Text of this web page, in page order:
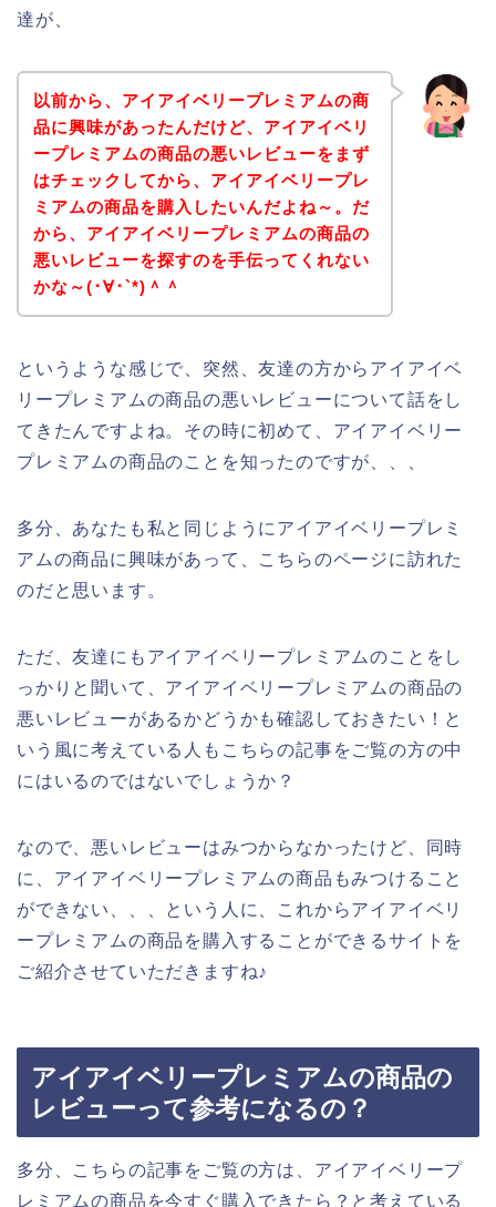
達が、
以前から、アイアイベリープレミアムの商
品に興味があったんだけど、アイアイベリ
ープレミアムの商品の悪いレビューをまず
はチェックしてから、アイアイベリープレ
ミアムの商品を購入したいんだよね～。だ
から、アイアイベリープレミアムの商品の
悪いレビューを探すのを手伝ってくれない
かな～(･∀･`*)＾＾
というような感じで、突然、友達の方からアイアイベ
リープレミアムの商品の悪いレビューについて話をし
てきたんですよね。その時に初めて、アイアイベリー
プレミアムの商品のことを知ったのですが、、、
多分、あなたも私と同じようにアイアイベリープレミ
アムの商品に興味があって、こちらのページに訪れた
のだと思います。
ただ、友達にもアイアイベリープレミアムのことをし
っかりと聞いて、アイアイベリープレミアムの商品の
悪いレビューがあるかどうかも確認しておきたい！と
いう風に考えている人もこちらの記事をご覧の方の中
にはいるのではないでしょうか？
なので、悪いレビューはみつからなかったけど、同時
に、アイアイベリープレミアムの商品もみつけること
ができない、、、という人に、これからアイアイベリ
ープレミアムの商品を購入することができるサイトを
ご紹介させていただきますね♪
アイアイベリープレミアムの商品の
レビューって参考になるの？
多分、こちらの記事をご覧の方は、アイアイベリープ
レミアムの商品を今すぐ購入できたら？と考えている